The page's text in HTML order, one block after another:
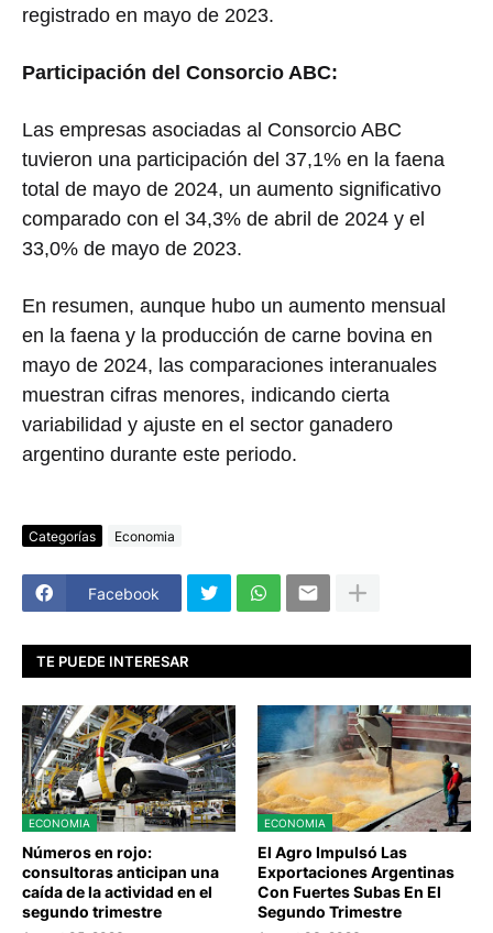
registrado en mayo de 2023.
Participación del Consorcio ABC:
Las empresas asociadas al Consorcio ABC
tuvieron una participación del 37,1% en la faena
total de mayo de 2024, un aumento significativo
comparado con el 34,3% de abril de 2024 y el
33,0% de mayo de 2023.
En resumen, aunque hubo un aumento mensual
en la faena y la producción de carne bovina en
mayo de 2024, las comparaciones interanuales
muestran cifras menores, indicando cierta
variabilidad y ajuste en el sector ganadero
argentino durante este periodo.
Categorías Economia
Facebook
TE PUEDE INTERESAR
ECONOMIA
Números en rojo:
consultoras anticipan una
caída de la actividad en el
segundo trimestre
ECONOMIA
El Agro Impulsó Las
Exportaciones Argentinas
Con Fuertes Subas En El
Segundo Trimestre